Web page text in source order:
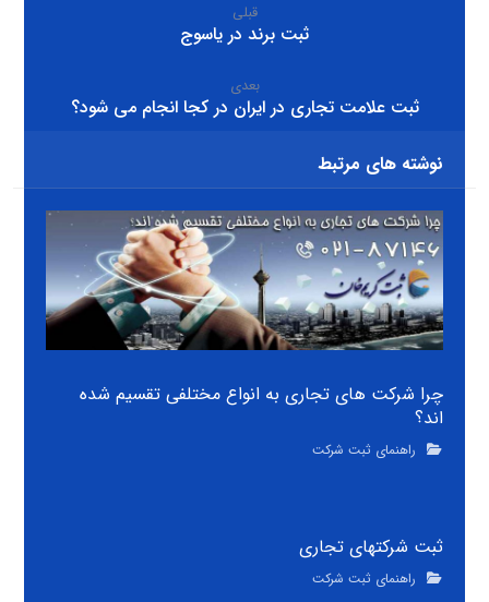
قبلی
ثبت برند در یاسوج
بعدی
ثبت علامت تجاری در ایران در کجا انجام می شود؟
نوشته های مرتبط
چرا شرکت های تجاری به انواع مختلفی تقسیم شده
اند؟
راهنمای ثبت شرکت
ثبت شرکتهای تجاری
راهنمای ثبت شرکت